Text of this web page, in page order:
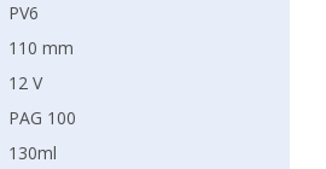
PV6
110 mm
12 V
PAG 100
130ml